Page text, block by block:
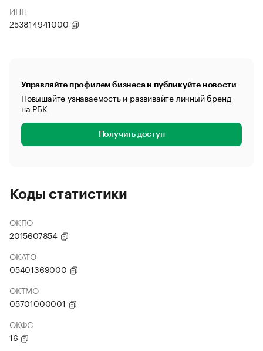
ИНН
253814941000
Управляйте профилем бизнеса и публикуйте новости
Повышайте узнаваемость и развивайте личный бренд
на РБК
Получить доступ
Коды статистики
ОКПО
2015607854
ОКАТО
05401369000
ОКТМО
05701000001
ОКФС
16